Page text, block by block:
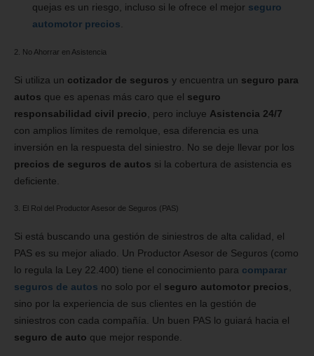
quejas es un riesgo, incluso si le ofrece el mejor seguro
automotor precios.
2. No Ahorrar en Asistencia
Si utiliza un cotizador de seguros y encuentra un seguro para
autos que es apenas más caro que el seguro
responsabilidad civil precio , pero incluye Asistencia 24/7
con amplios límites de remolque, esa diferencia es una
inversión en la respuesta del siniestro. No se deje llevar por los
precios de seguros de autos si la cobertura de asistencia es
deficiente.
3. El Rol del Productor Asesor de Seguros (PAS)
Si está buscando una gestión de siniestros de alta calidad, el
PAS es su mejor aliado. Un Productor Asesor de Seguros (como
lo regula la Ley 22.400) tiene el conocimiento para comparar
seguros de autos no solo por el seguro automotor precios
sino por la experiencia de sus clientes en la gestión de
siniestros con cada compañía. Un buen PAS lo guiará hacia el
seguro de auto que mejor responde.